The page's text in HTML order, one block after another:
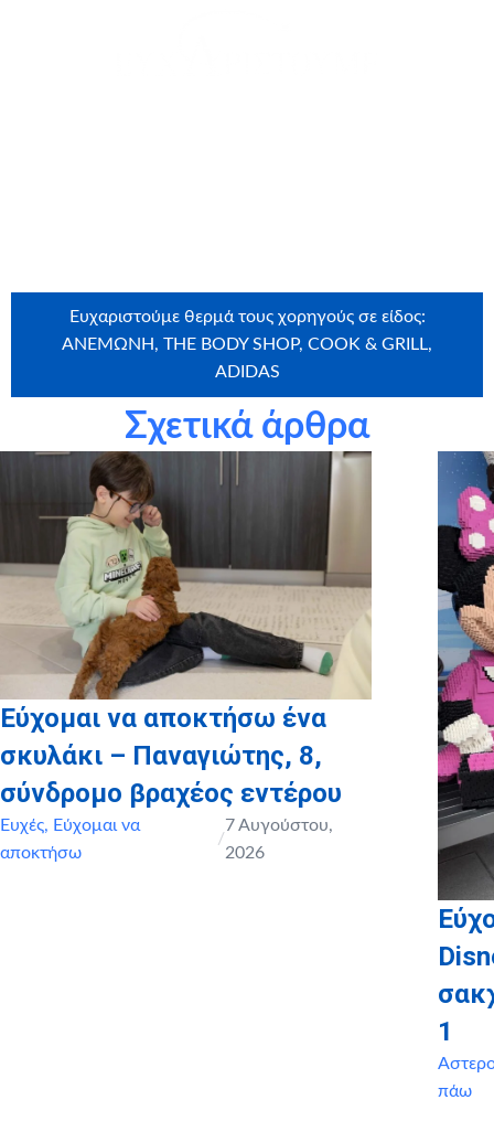
Ευχαριστούμε θερμά τους χορηγούς σε είδος:
ΑΝΕΜΩΝΗ, THE BODY SHOP, COOK & GRILL,
ADIDAS
Ευχαριστούμε θερμά την εταιρείαCraftbox.gr
για την
αποστολή birthday box – έκπληξη σε όλα τα παιδιά μας,
καθώς και τοmyikona.gr
για τη χορηγία όλων των
προσωποποιημένων φωτογραφικών άλμπουμ των παιδιών
Σχετικά άρθρα
Εύχομαι να αποκτήσω ένα
σκυλάκι – Παναγιώτης, 8,
σύνδρομο βραχέος εντέρου
Ευχές, Εύχομαι να
αποκτήσω
/
7 Αυγούστου,
2026
1
πάω